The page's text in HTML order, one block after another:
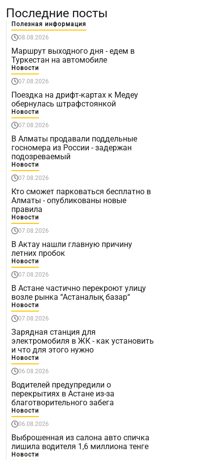
Последние посты
Полезная информация
08.08.2026
Маршрут выходного дня - едем в
Туркестан на автомобиле
Новости
07.08.2026
Поездка на дрифт-картах к Медеу
обернулась штрафстоянкой
Новости
07.08.2026
В Алматы продавали поддельные
госномера из России - задержан
подозреваемый
Новости
07.08.2026
Кто сможет парковаться бесплатно в
Алматы - опубликованы новые
правила
Новости
07.08.2026
В Актау нашли главную причину
летних пробок
Новости
07.08.2026
В Астане частично перекроют улицу
возле рынка “Астаналық базар“
Новости
07.08.2026
Зарядная станция для
электромобиля в ЖК - как установить
и что для этого нужно
Новости
06.08.2026
Водителей предупредили о
перекрытиях в Астане из-за
благотворительного забега
Новости
06.08.2026
Выброшенная из салона авто спичка
лишила водителя 1,6 миллиона тенге
Новости